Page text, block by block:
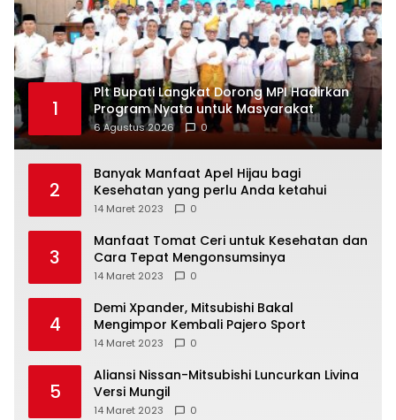
1
Plt Bupati Langkat Dorong MPI Hadirkan
Program Nyata untuk Masyarakat
6 Agustus 2026 0
2
Banyak Manfaat Apel Hijau bagi
Kesehatan yang perlu Anda ketahui
14 Maret 2023 0
3
Manfaat Tomat Ceri untuk Kesehatan dan
Cara Tepat Mengonsumsinya
14 Maret 2023 0
4
Demi Xpander, Mitsubishi Bakal
Mengimpor Kembali Pajero Sport
14 Maret 2023 0
5
Aliansi Nissan-Mitsubishi Luncurkan Livina
Versi Mungil
14 Maret 2023 0